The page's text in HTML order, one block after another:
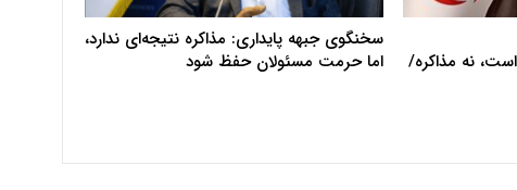
است، نه مذاکره/
سخنگوی جبهه پایداری: مذاکره نتیجه‌ای ندارد،
اما حرمت مسئولان حفظ شود